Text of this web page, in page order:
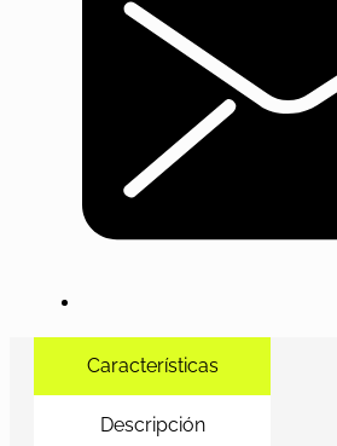
Características
Descripción